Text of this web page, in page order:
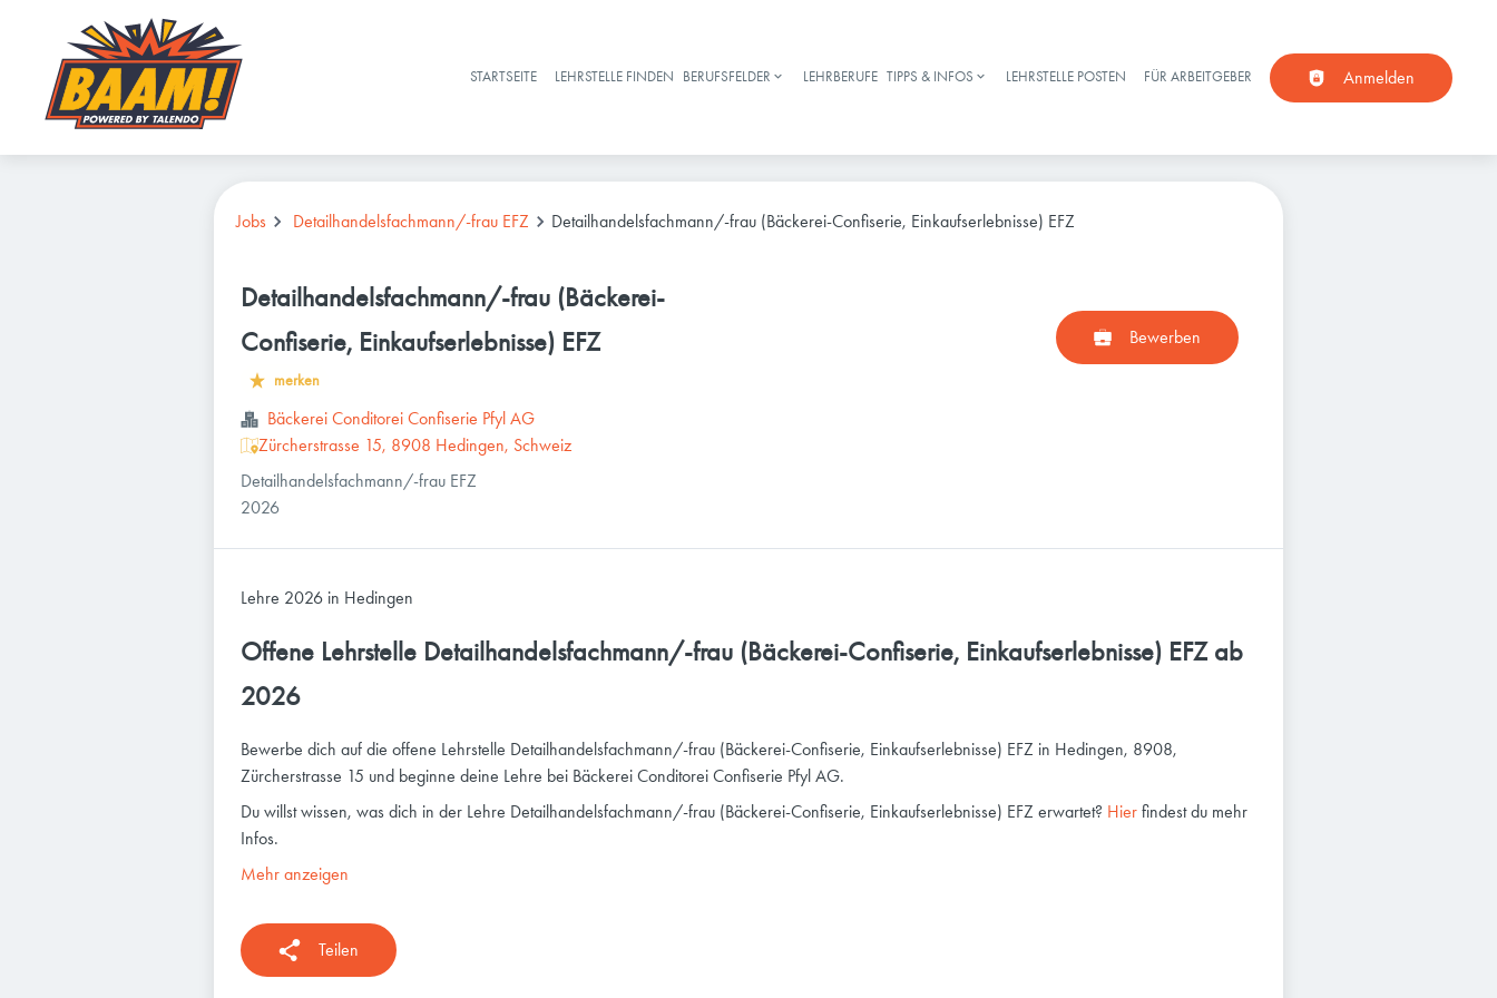
Haupt-Navigation
STARTSEITE LEHRSTELLE FINDEN BERUFSFELDER LEHRBERUFE TIPPS & INFOS LEHRSTELLE POSTEN FÜR ARBEITGEBER Anmelden
Jobs Detailhandelsfachmann/-frau EFZ Detailhandelsfachmann/-frau (Bäckerei-Confiserie, Einkaufserlebnisse) EFZ
Detailhandelsfachmann/-frau (Bäckerei-
Confiserie, Einkaufserlebnisse) EFZ
merken
Bäckerei Conditorei Confiserie Pfyl AG
Zürcherstrasse 15, 8908 Hedingen, Schweiz
Detailhandelsfachmann/-frau EFZ
2026
Bewerben
Lehre 2026 in Hedingen
Offene Lehrstelle Detailhandelsfachmann/-frau (Bäckerei-Confiserie, Einkaufserlebnisse) EFZ ab
2026
Bewerbe dich auf die offene Lehrstelle Detailhandelsfachmann/-frau (Bäckerei-Confiserie, Einkaufserlebnisse) EFZ in Hedingen, 8908,
Zürcherstrasse 15 und beginne deine Lehre bei Bäckerei Conditorei Confiserie Pfyl AG.
Du willst wissen, was dich in der Lehre Detailhandelsfachmann/-frau (Bäckerei-Confiserie, Einkaufserlebnisse) EFZ erwartet? Hier findest du mehr
Infos.
Mehr anzeigen
Teilen